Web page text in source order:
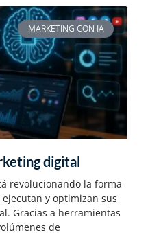
MARKETING CON IA
digital
revolucionando la forma
y optimizan sus
Gracias a herramientas
de